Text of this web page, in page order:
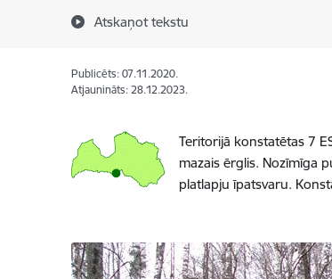
Atskaņot tekstu
Publicēts: 07.11.2020.
Atjaunināts: 28.12.2023.
Teritorijā konstatētas 7
mazais ērglis. Nozīmīga
platlapju īpatsvaru.